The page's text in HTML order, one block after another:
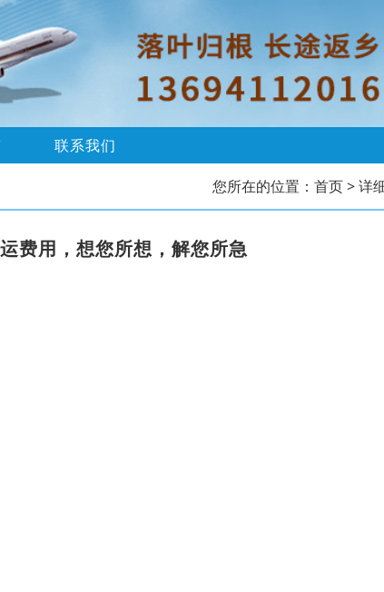
联系我们
您所在的位置： 首页> 详
费用，想您所想，解您所急